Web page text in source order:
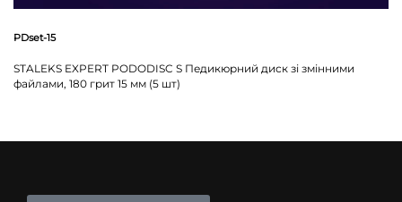
PDset-15
STALEKS EXPERT PODODISC S Педикюрний диск зі змінними
файлами, 180 грит 15 мм (5 шт)